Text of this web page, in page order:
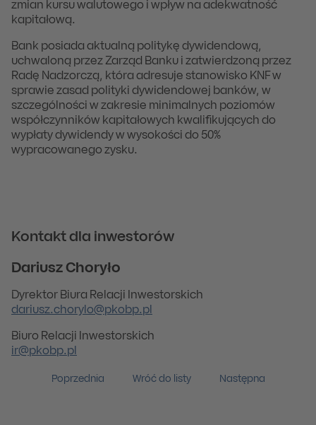
zmian kursu walutowego i wpływ na adekwatność
kapitałową.
Bank posiada aktualną politykę dywidendową,
uchwaloną przez Zarząd Banku i zatwierdzoną przez
Radę Nadzorczą, która adresuje stanowisko KNF w
sprawie zasad polityki dywidendowej banków, w
szczególności w zakresie minimalnych poziomów
współczynników kapitałowych kwalifikujących do
wypłaty dywidendy w wysokości do 50%
wypracowanego zysku.
Kontakt dla inwestorów
Dariusz Choryło
Dyrektor Biura Relacji Inwestorskich
dariusz.chorylo@pkobp.pl
Biuro Relacji Inwestorskich
ir@pkobp.pl
Poprzednia Wróć do listy Następna